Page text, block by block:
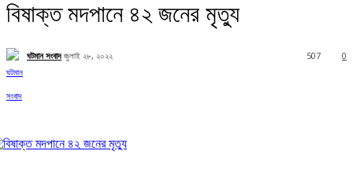
বিষাক্ত মদপানে ৪২ জনের মৃত্যু
ঘটমান সংবাদ জুলাই ২৮, ২০২২ 0
507